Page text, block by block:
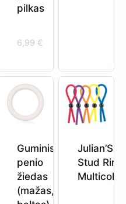
pilkas
6,99 €
Guminis
penio
žiedas
(mažas,
Julian’S
Stud Ring
Multicolor